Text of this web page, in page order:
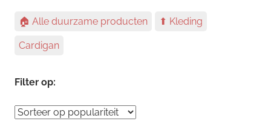
🏠 Alle duurzame producten ⬆ Kleding
Cardigan
Filter op: